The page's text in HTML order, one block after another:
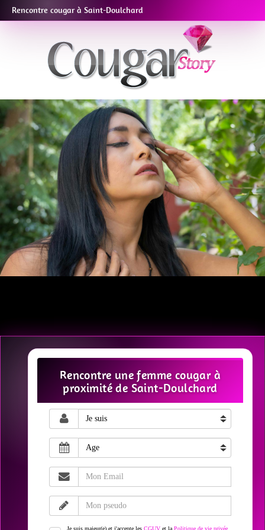
Rencontre cougar à Saint-Doulchard
Rencontre une femme cougar à
proximité de Saint-Doulchard
Je suis majeur(e) et j'accepte les CGUV et la Politique de vie privée